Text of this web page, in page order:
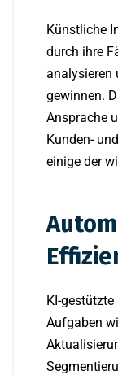
Künstliche
durch ihre
analysieren
gewinnen.
Ansprache
Kunden-
einige der
KI-
Aufgaben